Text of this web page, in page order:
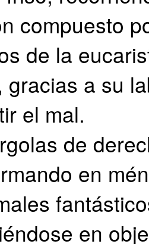
compuesto
de la
gracias a su
el mal.
de
en
en